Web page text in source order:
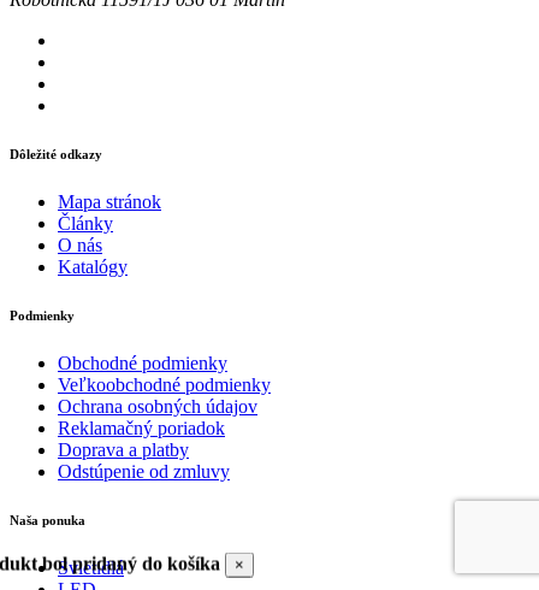
Dôležité odkazy
Mapa stránok
Články
O nás
Katalógy
Podmienky
Obchodné podmienky
Veľkoobchodné podmienky
Ochrana osobných údajov
Reklamačný poriadok
Doprava a platby
Odstúpenie od zmluvy
Naša ponuka
Svietidlá
bol pridaný do košíka ×